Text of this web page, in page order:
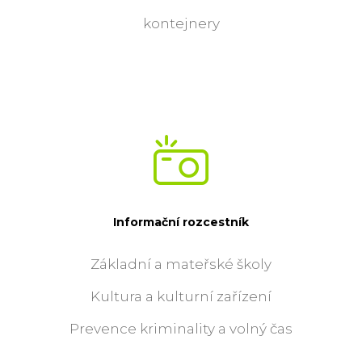
kontejnery
Informační rozcestník
Základní a mateřské školy
Kultura a kulturní zařízení
Prevence kriminality a volný čas